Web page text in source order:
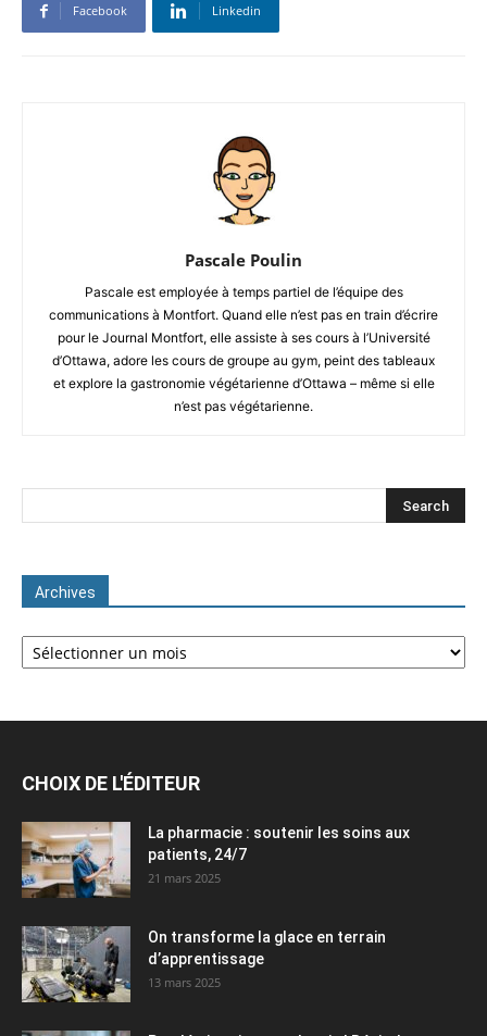
Facebook Linkedin
Pascale Poulin
Pascale est employée à temps partiel de l’équipe des
communications à Montfort. Quand elle n’est pas en train d’écrire
pour le Journal Montfort, elle assiste à ses cours à l’Université
d’Ottawa, adore les cours de groupe au gym, peint des tableaux
et explore la gastronomie végétarienne d’Ottawa – même si elle
n’est pas végétarienne.
Archives
Archives
CHOIX DE L'ÉDITEUR
La pharmacie : soutenir les soins aux
patients, 24/7
21 mars 2025
On transforme la glace en terrain
d’apprentissage
13 mars 2025